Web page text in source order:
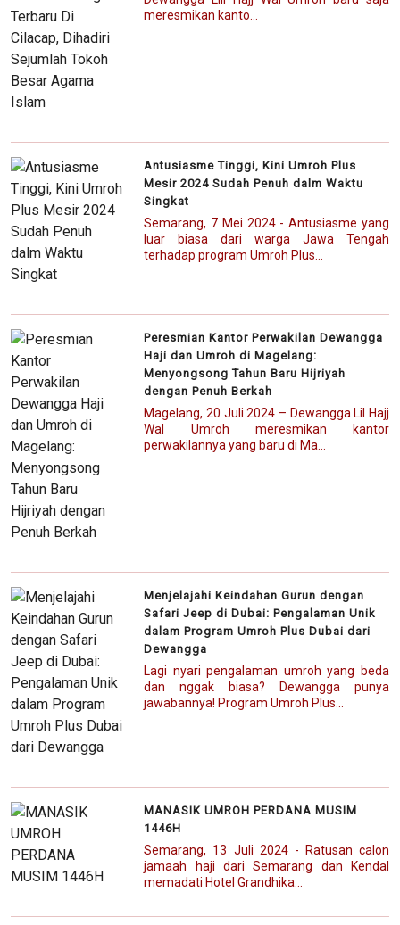
meresmikan kanto...
Antusiasme Tinggi, Kini Umroh Plus
Mesir 2024 Sudah Penuh dalm Waktu
Singkat
Semarang, 7 Mei 2024 - Antusiasme yang
luar biasa dari warga Jawa Tengah
terhadap program Umroh Plus...
Peresmian Kantor Perwakilan Dewangga
Haji dan Umroh di Magelang:
Menyongsong Tahun Baru Hijriyah
dengan Penuh Berkah
Magelang, 20 Juli 2024 – Dewangga Lil Hajj
Wal Umroh meresmikan kantor
perwakilannya yang baru di Ma...
Menjelajahi Keindahan Gurun dengan
Safari Jeep di Dubai: Pengalaman Unik
dalam Program Umroh Plus Dubai dari
Dewangga
Lagi nyari pengalaman umroh yang beda
dan nggak biasa? Dewangga punya
jawabannya! Program Umroh Plus...
MANASIK UMROH PERDANA MUSIM
1446H
Semarang, 13 Juli 2024 - Ratusan calon
jamaah haji dari Semarang dan Kendal
memadati Hotel Grandhika...